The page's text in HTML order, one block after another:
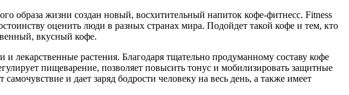
образа жизни создан новый, восхитительный напиток кофе-фитнесс. Fitness
оценить люди в разных странах мира. Подойдет такой кофе и тем, кто
вкусный кофе.
лекарственные растения. Благодаря тщательно продуманному составу кофе
пищеварение, позволяет повысить тонус и мобилизировать защитные
самочувствие и дает заряд бодрости человеку на весь день, а также имеет